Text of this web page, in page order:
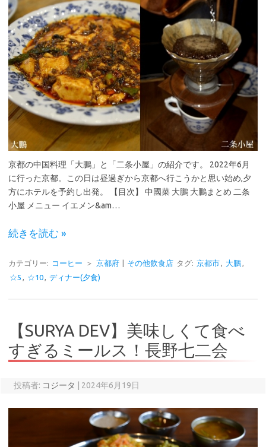
京都の中国料理「大鵬」と「二条小屋」の紹介です。 2022年6月
に行った京都。この日は昼過ぎから京都へ行こうかと思い始め,夕
方にホテルを予約し出発。 【目次】 中國菜 大鵬 大鵬まとめ 二条
小屋 メニュー イエメン&am…
続きを読む »
カテゴリー: コーヒー ＞ 京都府 その他飲食店 タグ: 京都市, 大鵬,
☆5 , ☆10, ディナー(夕食)
【SURYA DEV】美味しくて食べ
すぎるミールス！長野七二会
投稿者: コジータ 2024年6月19日